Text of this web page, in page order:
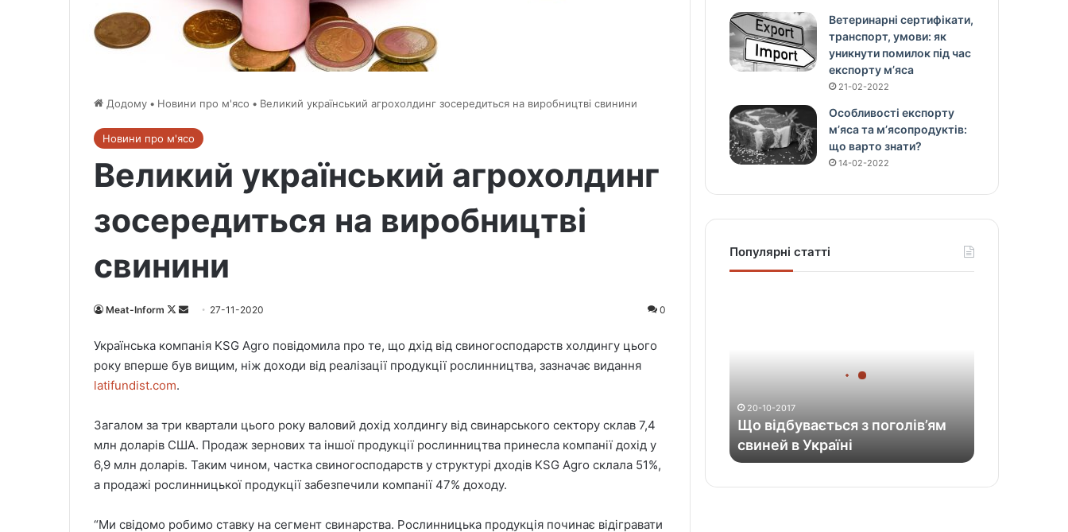
Додому • Новини про м'ясо • Великий український агрохолдинг зосередиться на виробництві свинини
Новини про м'ясо
Великий український агрохолдинг
зосередиться на виробництві
свинини
Meat-Inform
F
l
l
o
n
X
n
d
e
m
a
i
27-11-2020 0
Українська компанія KSG Agro повідомила про те, що дхід від свиногосподарств холдингу цього
року вперше був вищим, ніж доходи від реалізації продукції рослинництва, зазначає видання
latifundist.com.
Загалом за три квартали цього року валовий дохід холдингу від свинарського сектору склав 7,4
млн доларів США. Продаж зернових та іншої продукції рослинництва принесла компанії дохід у
6,9 млн доларів. Таким чином, частка свиногосподарств у структурі дходів KSG Agro склала 51%,
а продажі рослинницької продукції забезпечили компанії 47% доходу.
“Ми свідомо робимо ставку на сегмент свинарства. Рослинницька продукція починає відігравати
Ветеринарні сертифікати,
транспорт, умови: як
уникнути помилок під час
експорту м’яса
21-02-2022
Особливості експорту
м’яса та м’ясопродуктів:
що варто знати?
14-02-2022
Популярні статті
т
20-10-2017
Що відбувається з поголів’ям
свиней в Україні